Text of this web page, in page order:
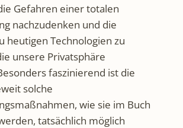
Gefahren einer totalen
nachzudenken und die
heutigen Technologien zu
unsere Privatsphäre
faszinierend ist die
solche
wie sie im Buch
tatsächlich möglich